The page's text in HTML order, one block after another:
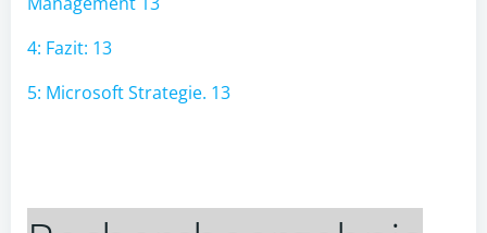
4: Fazit: 13
5: Microsoft Strategie. 13